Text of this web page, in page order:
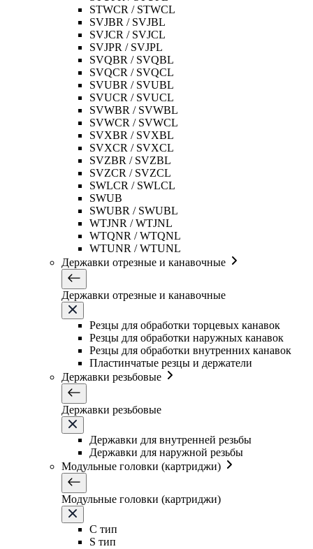
STWCR / STWCL
SVJBR / SVJBL
SVJCR / SVJCL
SVJPR / SVJPL
SVQBR / SVQBL
SVQCR / SVQCL
SVUBR / SVUBL
SVUCR / SVUCL
SVWBR / SVWBL
SVWCR / SVWCL
SVXBR / SVXBL
SVXCR / SVXCL
SVZBR / SVZBL
SVZCR / SVZCL
SWLCR / SWLCL
SWUB
SWUBR / SWUBL
WTJNR / WTJNL
WTQNR / WTQNL
WTUNR / WTUNL
Державки отрезные и канавочные
Державки отрезные и канавочные
Резцы для обработки торцевых канавок
Резцы для обработки наружных канавок
Резцы для обработки внутренних канавок
Пластинчатые резцы и держатели
Державки резьбовые
Державки резьбовые
Державки для внутренней резьбы
Державки для наружной резьбы
Модульные головки (картриджи)
Модульные головки (картриджи)
C тип
S тип